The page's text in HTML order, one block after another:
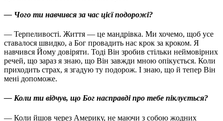
— Чого ти навчився за час цієї подорожі?
— Терпеливості. Життя — це мандрівка. Ми хочемо, щоб усе
ставалося швидко, а Бог провадить нас крок за кроком. Я
навчився Йому довіряти. Тоді Він зробив стільки неймовірних
речей, що зараз я знаю, що Він завжди мною опікується. Коли
приходить страх, я згадую ту подорож. І знаю, що й тепер Він
мені допоможе.
— Коли ти відчув, що Бог насправді про тебе піклується?
— Коли йшов через Америку, не маючи з собою жодних